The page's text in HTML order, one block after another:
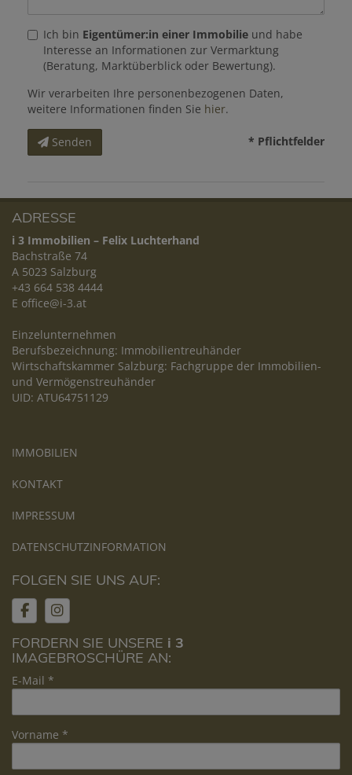
Ich bin Eigentümer:in einer Immobilie und habe
Interesse an Informationen zur Vermarktung
(Beratung, Marktüberblick oder Bewertung).
Wir verarbeiten Ihre personenbezogenen Daten,
weitere Informationen finden Sie hier.
Senden * Pflichtfelder
ADRESSE
i 3 Immobilien – Felix Luchterhand
Bachstraße 74
A 5023 Salzburg
+43 664 538 4444
E office@i-3.at
Einzelunternehmen
Berufsbezeichnung: Immobilientreuhänder
Wirtschaftskammer Salzburg: Fachgruppe der Immobilien-
und Vermögenstreuhänder
UID: ATU64751129
IMMOBILIEN
KONTAKT
IMPRESSUM
DATENSCHUTZINFORMATION
FOLGEN SIE UNS AUF:
FORDERN SIE UNSERE i 3
IMAGEBROSCHÜRE AN:
E-Mail
Vorname